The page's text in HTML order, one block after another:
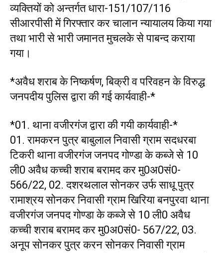
व्यक्तियों को अन्तर्गत धारा-151/107/116
सीआरपीसी में गिरफ्तार कर चालान न्यायालय किया गया
तथा भारी से भारी जमानत मुचलके से पाबन्द कराया
गया।
*अवैध शराब के निष्कर्षण, बिक्री व परिवहन के विरुद्ध
जनपदीय पुलिस द्वारा की गई कार्यवाही-*
*01. थाना वजीरगंज द्वारा की गयी कार्यवाही-*
01. रामकरन पुत्र बाबुलाल निवासी ग्राम सदधरबा
टिकरी थाना वजीरगंज जनपद गोण्डा के कब्जे से 10
ली0 अवैध कच्ची शराब बरामद कर मु0अ0सं0-
566/22, 02. दशरथलाल सोनकर उर्फ साधू पुत्र
रामाश्रय सोनकर निवासी ग्राम खिरिया बनपुरवा थाना
वजीरगंज जनपद गोण्डा के कब्जे से 10 ली0 अवैध
कच्ची शराब बरामद कर मु0अ0सं0- 567/22, 03.
अनूप सोनकर पुत्र करन सोनकर निवासी ग्राम